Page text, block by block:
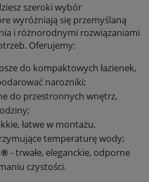
szeroki wybór
wyróżniają się przemyślaną
i różnorodnymi rozwiązaniami
Oferujemy:
do kompaktowych łazienek,
narożniki;
do przestronnych wnętrz,
łatwe w montażu,
temperaturę wody;
- trwałe, eleganckie, odporne
czystości.